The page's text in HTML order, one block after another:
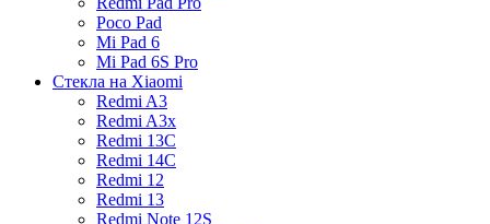
Poco Pad
Mi Pad 6
Mi Pad 6S Pro
Стекла на Xiaomi
Redmi A3
Redmi A3x
Redmi 13C
Redmi 14C
Redmi 12
Redmi 13
Redmi Note 12S